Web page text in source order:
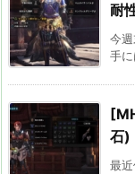
耐
今
手
石)
最